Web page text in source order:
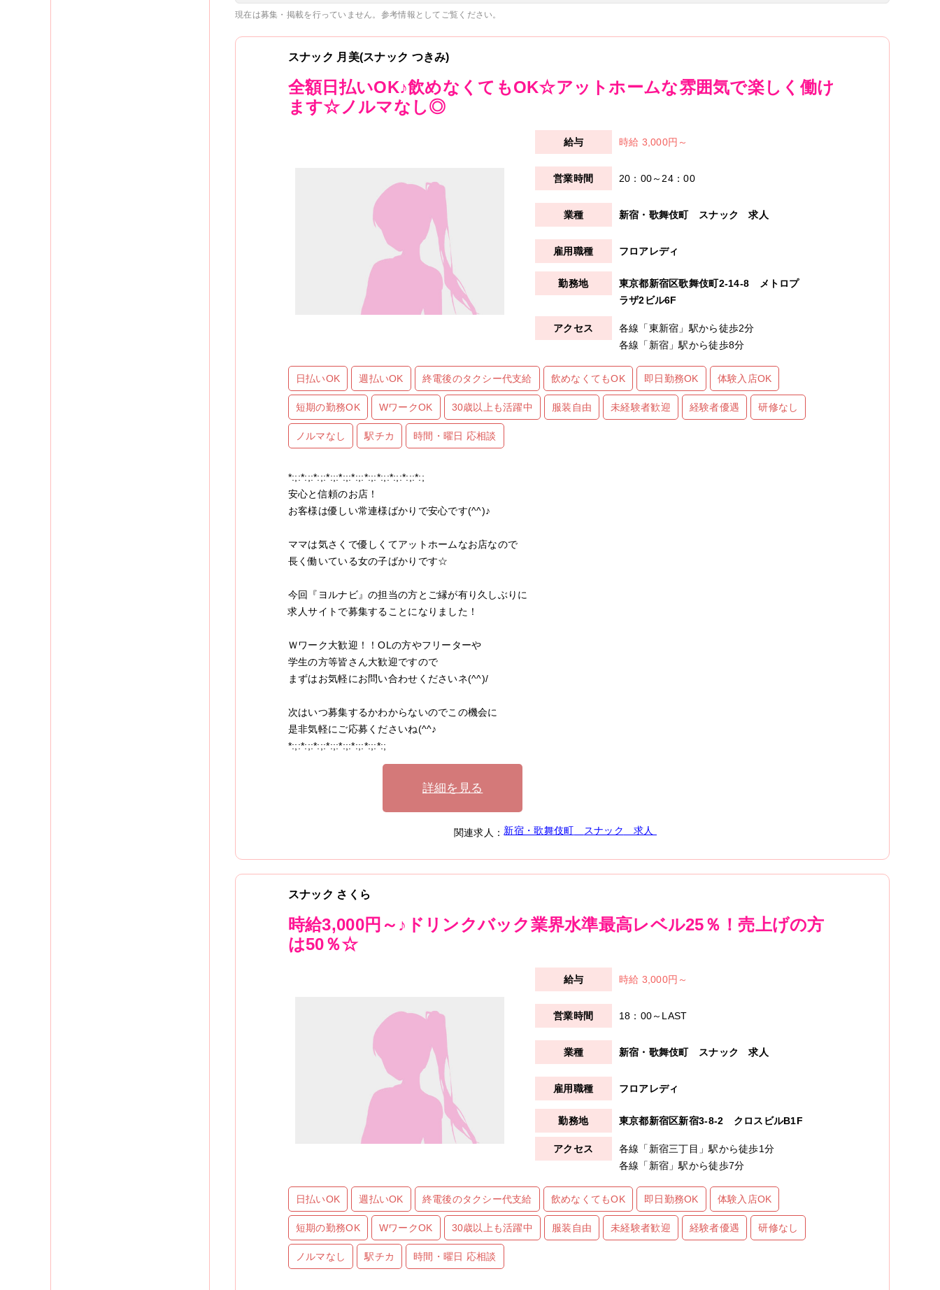
現在は募集・掲載を行っていません。参考情報としてご覧ください。
スナック 月美(スナック つきみ)
全額日払いOK♪飲めなくてもOK☆アットホームな雰囲気で楽しく働け
ます☆ノルマなし◎
時給 3,000円～
20：00～24：00
新宿・歌舞伎町 スナック 求人
フロアレディ
東京都新宿区歌舞伎町2-14-8 メトロプ
ラザ2ビル6F
各線「東新宿」駅から徒歩2分
各線「新宿」駅から徒歩8分
日払いOK 週払いOK 終電後のタクシー代支給 飲めなくてもOK 即日勤務OK 体験入店OK
短期の勤務OK WワークOK 30歳以上も活躍中 服装自由 未経験者歓迎 経験者優遇 研修なし
ノルマなし 駅チカ 時間・曜日 応相談
*:;:*:;:*:;:*:;:*:;:*:;:*:;:*:;:*:;:*:;:*:;
安心と信頼のお店！
お客様は優しい常連様ばかりで安心です(^^)♪
ママは気さくで優しくてアットホームなお店なので
長く働いている女の子ばかりです☆
今回『ヨルナビ』の担当の方とご縁が有り久しぶりに
求人サイトで募集することになりました！
Ｗワーク大歓迎！！OLの方やフリーターや
学生の方等皆さん大歓迎ですので
まずはお気軽にお問い合わせくださいネ(^^)/
次はいつ募集するかわからないのでこの機会に
是非気軽にご応募くださいね(^^♪
*:;:*:;:*:;:*:;:*:;:*:;:*:;:*:;
詳細を見る
関連求人：新宿・歌舞伎町 スナック 求人
スナック さくら
時給3,000円～♪ドリンクバック業界水準最高レベル25％！売上げの方
は50％☆
時給 3,000円～
18：00～LAST
新宿・歌舞伎町 スナック 求人
フロアレディ
東京都新宿区新宿3-8-2 クロスビルB1F
各線「新宿三丁目」駅から徒歩1分
各線「新宿」駅から徒歩7分
日払いOK 週払いOK 終電後のタクシー代支給 飲めなくてもOK 即日勤務OK 体験入店OK
短期の勤務OK WワークOK 30歳以上も活躍中 服装自由 未経験者歓迎 経験者優遇 研修なし
ノルマなし 駅チカ 時間・曜日 応相談